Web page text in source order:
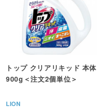
トップ クリアリキッド 本体
900g＜注文2個単位＞
LION